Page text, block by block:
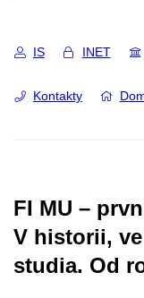
IS INET
Kontakty
FI MU –
V historii,
studia. Od